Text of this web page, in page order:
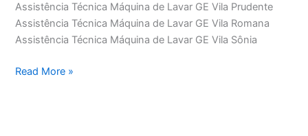
Assistência Técnica Máquina de Lavar GE Vila Prudente
Assistência Técnica Máquina de Lavar GE Vila Romana
Assistência Técnica Máquina de Lavar GE Vila Sônia
Assistência
Read More »